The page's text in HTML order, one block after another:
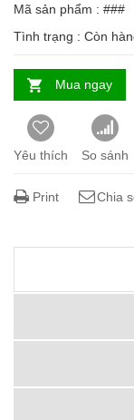
Mã sản phẩm : ###
Tình trạng : Còn
Mua ngay
Yêu thích So sánh
Print Chia